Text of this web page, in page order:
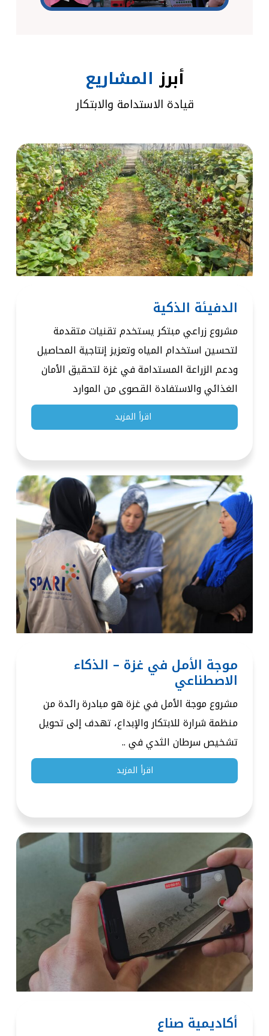
أبرز المشاريع
قيادة الاستدامة والابتكار
الدفيئة الذكية
مشروع زراعي مبتكر يستخدم تقنيات متقدمة
لتحسين استخدام المياه وتعزيز إنتاجية المحاصيل
ودعم الزراعة المستدامة في غزة لتحقيق الأمان
الغذائي والاستفادة القصوى من الموارد
اقرأ المزيد
موجة الأمل في غزة – الذكاء
الاصطناعي
مشروع موجة الأمل في غزة هو مبادرة رائدة من
منظمة شرارة للابتكار والإبداع، تهدف إلى تحويل
تشخيص سرطان الثدي في ..
اقرأ المزيد
أكاديمية صناع